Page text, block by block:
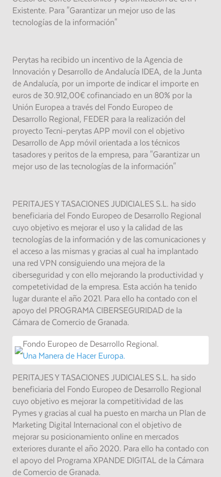
Existente. Para "Garantizar un mejor uso de las
tecnologías de la información"
Perytas ha recibido un incentivo de la Agencia de
Innovación y Desarrollo de Andalucía IDEA, de la Junta
de Andalucía, por un importe de indicar el importe en
euros de 30.912,00€ cofinanciado en un 80% por la
Unión Europea a través del Fondo Europeo de
Desarrollo Regional, FEDER para la realización del
proyecto Tecni-perytas APP movil con el objetivo
Desarrollo de App móvil orientada a los técnicos
tasadores y peritos de la empresa, para "Garantizar un
mejor uso de las tecnologías de la información"
PERITAJES Y TASACIONES JUDICIALES S.L. ha sido
beneficiaria del Fondo Europeo de Desarrollo Regional
cuyo objetivo es mejorar el uso y la calidad de las
tecnologías de la información y de las comunicaciones y
el acceso a las mismas y gracias al cual ha implantado
una red VPN consiguiendo una mejora de la
ciberseguridad y con ello mejorando la productividad y
competetividad de la empresa. Esta acción ha tenido
lugar durante el año 2021. Para ello ha contado con el
apoyo del PROGRAMA CIBERSEGURIDAD de la
Cámara de Comercio de Granada.
Fondo Europeo de Desarrollo Regional.
Una Manera de Hacer Europa.
PERITAJES Y TASACIONES JUDICIALES S.L. ha sido
beneficiaria del Fondo Europeo de Desarrollo Regional
cuyo objetivo es mejorar la competitividad de las
Pymes y gracias al cual ha puesto en marcha un Plan de
Marketing Digital Internacional con el objetivo de
mejorar su posicionamiento online en mercados
exteriores durante el año 2020. Para ello ha contado con
el apoyo del Programa XPANDE DIGITAL de la Cámara
de Comercio de Granada.